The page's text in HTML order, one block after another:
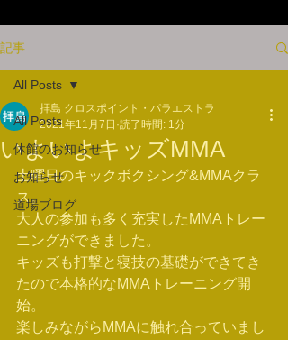
記事
All Posts
休館のお知らせ
お知らせ
道場ブログ
All Posts
いよいよキッズMMA
拝島 クロスポイント・パラエストラ
2021年11月7日 読了時間: 1分
土曜日のキックボクシング&MMAクラ
ス。
大人の参加も多く充実したMMAトレー
ニングができました。
キッズも打撃と寝技の基礎ができてき
たので本格的なMMAトレーニング開
始。
楽しみながらMMAに触れ合っていまし